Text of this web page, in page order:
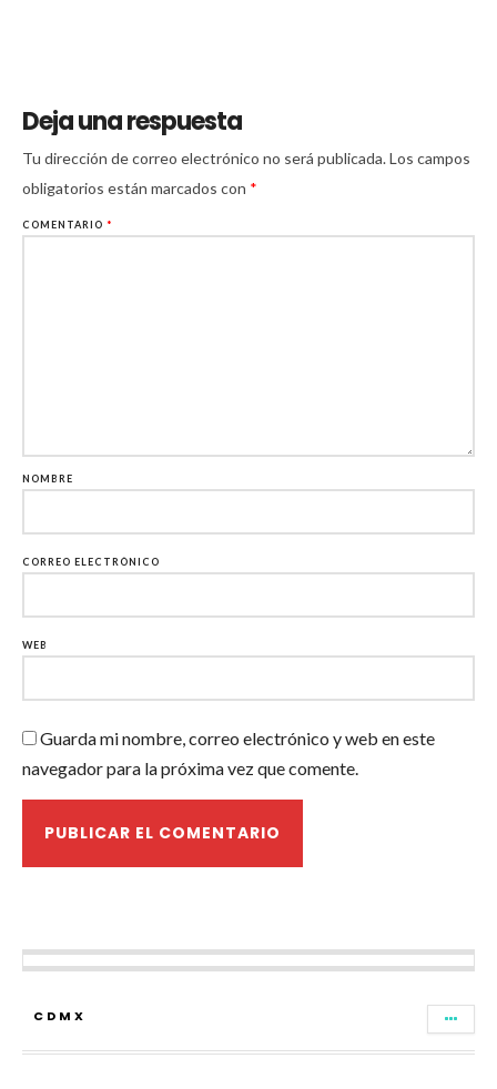
Deja una respuesta
Tu dirección de correo electrónico no será publicada.Los campos
obligatorios están marcados con *
COMENTARIO *
NOMBRE
CORREO ELECTRÓNICO
WEB
Guarda mi nombre, correo electrónico y web en este
navegador para la próxima vez que comente.
CDMX